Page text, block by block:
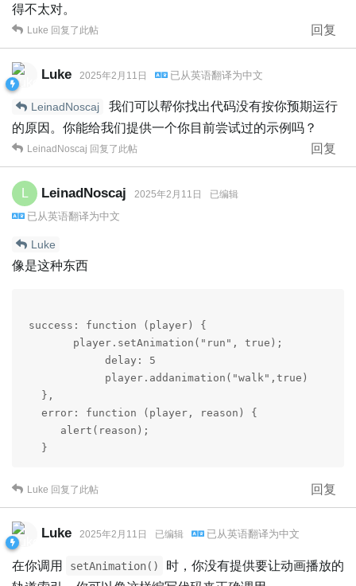
得不太对。
回复
Luke 回复了此帖
Luke 2025年2月11日 已从英语翻译为中文
LeinadNoscaj
我们可以帮你找出代码没有按你预期运行
的原因。你能给我们提供一个你目前尝试过的示例吗？
回复
LeinadNoscaj 回复了此帖
LeinadNoscaj 2025年2月11日 已编辑
已从英语翻译为中文
Luke
像是这种东西
success: function (player) {
        player.setAnimation("run", true);
             delay: 5
             player.addanimation("walk",true)
   },
   error: function (player, reason) {
      alert(reason);
   }
回复
Luke 回复了此帖
Luke 2025年2月11日 已编辑 已从英语翻译为中文
在你调用 setAnimation()
时，你没有提供要让动画播放的